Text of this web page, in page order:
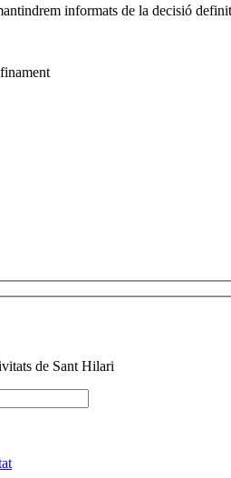
informats de la decisió
de Sant Hilari